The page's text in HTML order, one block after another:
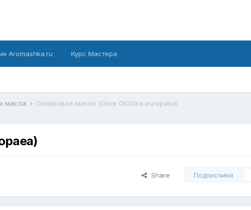
Aromashka.ru Курс Мастера
масла Оливковое масло (Olive Oil,Olea europaea)
Share Подписчики